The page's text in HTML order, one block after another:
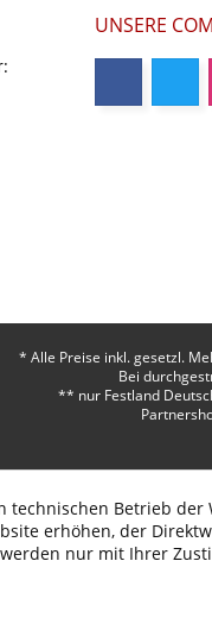
UNSERE
* Alle Preise inkl. gesetzl.
Bei
** nur Festland
technischen Betrieb
erhöhen, der
nur mit Ihrer